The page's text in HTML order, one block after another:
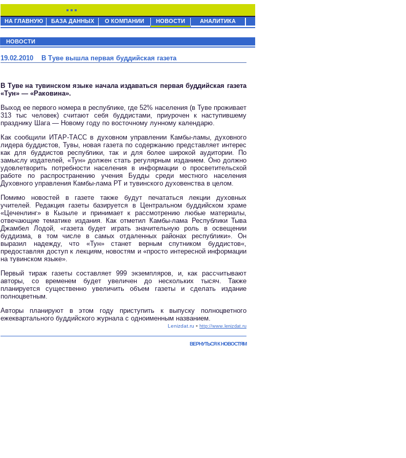
НА ГЛАВНУЮ БАЗА ДАННЫХ О КОМПАНИИ НОВОСТИ АНАЛИТИКА
НОВОСТИ
19.02.2010 В Туве вышла первая буддийская газета
В Туве на тувинском языке начала издаваться первая буддийская газета
«Тун» — «Раковина».
Выход ее первого номера в республике, где 52% населения (в Туве проживает
313 тыс человек) считают себя буддистами, приурочен к наступившему
празднику Шага — Новому году по восточному лунному календарю.
Как сообщили ИТАР-ТАСС в духовном управлении Камбы-ламы, духовного
лидера буддистов, Тувы, новая газета по содержанию представляет интерес
как для буддистов республики, так и для более широкой аудитории. По
замыслу издателей, «Тун» должен стать регулярным изданием. Оно должно
удовлетворить потребности населения в информации о просветительской
работе по распространению учения Будды среди местного населения
Духовного управления Камбы-лама РТ и тувинского духовенства в целом.
Помимо новостей в газете также будут печататься лекции духовных
учителей. Редакция газеты базируется в Центральном буддийском храме
«Цеченлинг» в Кызыле и принимает к рассмотрению любые материалы,
отвечающие тематике издания. Как отметил Камбы-лама Республики Тыва
Джамбел Лодой, «газета будет играть значительную роль в освещении
буддизма, в том числе в самых отдаленных районах республики». Он
выразил надежду, что «Тун» станет верным спутником буддистов«,
предоставляя доступ к лекциям, новостям и «просто интересной информации
на тувинском языке».
Первый тираж газеты составляет 999 экземпляров, и, как рассчитывают
авторы, со временем будет увеличен до нескольких тысяч. Также
планируется существенно увеличить объем газеты и сделать издание
полноцветным.
Авторы планируют в этом году приступить к выпуску полноцветного
ежеквартального буддийского журнала с одноименным названием.
Lenizdat.ru - http://www.lenizdat.ru
ВЕРНУТЬСЯ К НОВОСТЯМ